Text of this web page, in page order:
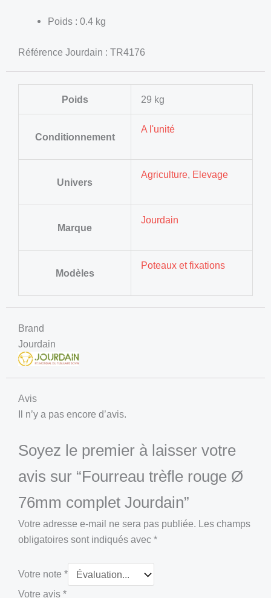
Poids : 0.4 kg
Référence Jourdain : TR4176
Poids 29 kg
Conditionnement
A l'unité
Univers
Agriculture, Elevage
Marque
Jourdain
Modèles
Poteaux et fixations
Brand
Jourdain
Avis
Il n’y a pas encore d’avis.
Soyez le premier à laisser votre
avis sur “Fourreau trèfle rouge Ø
76mm complet Jourdain”
Votre adresse e-mail ne sera pas publiée. Les champs
obligatoires sont indiqués avec *
Votre note *
Votre avis *